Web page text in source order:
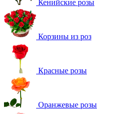
Кенийские розы
Корзины из роз
Красные розы
Оранжевые розы